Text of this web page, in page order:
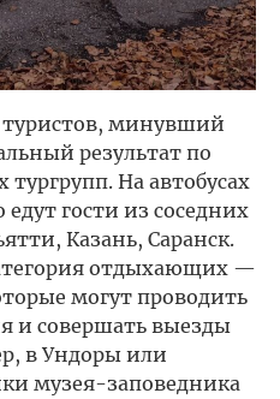
минувший
результат по
тургрупп. На автобусах
гости из соседних
Казань, Саранск.
отдыхающих —
могут проводить
и совершать выезды
в Ундоры или
музея-заповедника